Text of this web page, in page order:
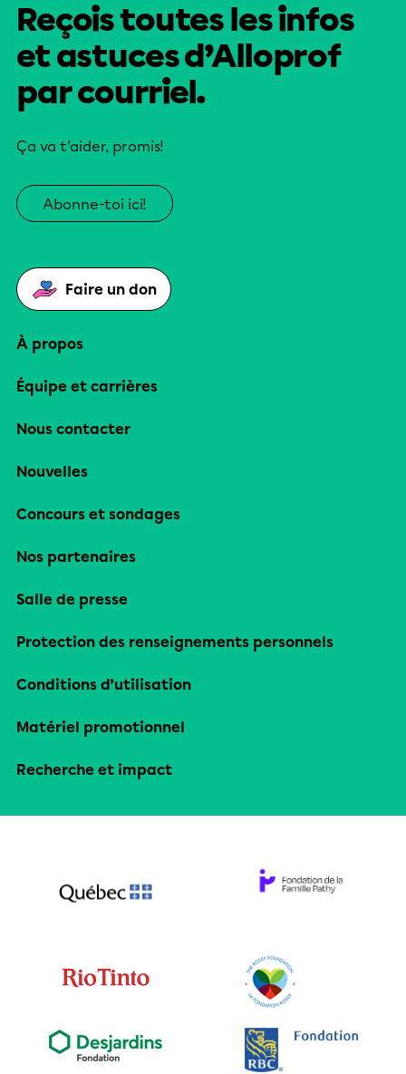
Reçois toutes les infos
et astuces d’Alloprof
par courriel.
Ça va t’aider, promis!
Abonne-toi ici!
Faire un don
À propos
Équipe et carrières
Nous contacter
Nouvelles
Concours et sondages
Nos partenaires
Salle de presse
Protection des renseignements personnels
Conditions d’utilisation
Matériel promotionnel
Recherche et impact